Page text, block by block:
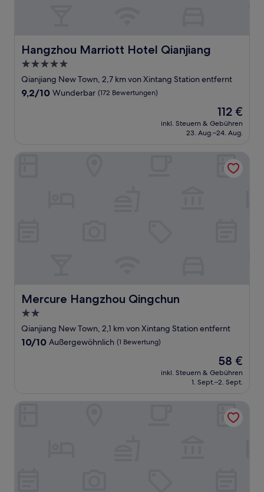
Hangzhou Marriott Hotel Qianjiang
Hangzhou Marriott Hotel Qianjiang
5.0-
Sterne-
Unterkunft
Qianjiang New Town, 2,7 km von Xintang Station entfernt
9.2
9,2/10 Wunderbar (172 Bewertungen)
Der
Preis
beträgt
112 €
inkl. Steuern & Gebühren
23. Aug.–24. Aug.
Mercure Hangzhou Qingchun
Mercure Hangzhou Qingchun
2.0-
Sterne-
Unterkunft
Qianjiang New Town, 2,1 km von Xintang Station entfernt
10.0
10/10 Außergewöhnlich (1 Bewertung)
Der
Preis
beträgt
58 €
inkl. Steuern & Gebühren
1. Sept.–2. Sept.